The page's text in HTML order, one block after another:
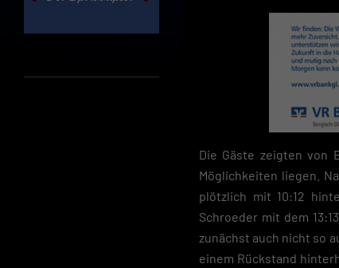
Die Gäste zeigten von
Möglichkeiten liegen.
plötzlich mit 10:12
Schroeder mit dem
zunächst auch nicht so
einem Rückstand